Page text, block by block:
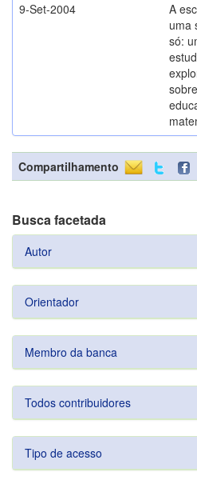
9-Set-2004
A
uma
só:
Compartilhamento
Busca facetada
Autor
Orientador
Membro da banca
Todos contribuidores
Tipo de acesso